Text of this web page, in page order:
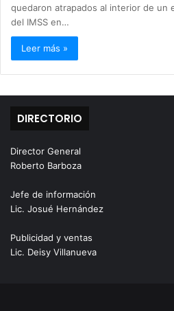
quedaron atrapados al interior de un
del IMSS en…
Leer más »
DIRECTORIO
Director General
Roberto Barboza
Jefe de información
Lic. Josué Hernández
Publicidad y ventas
Lic. Deisy Villanueva